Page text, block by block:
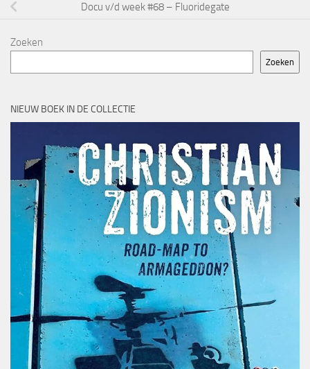
Docu v/d week #68 – Fluoridegate
Zoeken
Zoeken
NIEUW BOEK IN DE COLLECTIE